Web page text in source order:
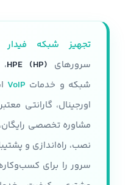
تجهیز شبکه فیدار
سرورهای HPE (HP)
شبکه و خدمات VoIP
اورجینال، گارانتی
مشاوره تخصصی
نصب، راه‌اندازی و
سرور را برای